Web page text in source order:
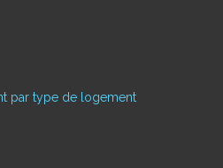
par type de logement